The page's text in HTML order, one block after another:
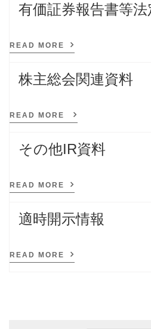
有価証券報告書等
READ MORE
株主総会関連資料
READ MORE
その他IR資料
READ MORE
適時開示情報
READ MORE